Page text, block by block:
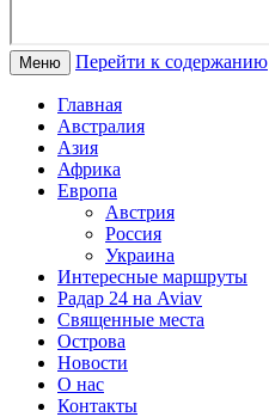
Меню Перейти к содержанию
Главная
Австралия
Азия
Африка
Европа
Австрия
Россия
Украина
Интересные маршруты
Радар 24 на Aviav
Священные места
Острова
Новости
О нас
Контакты